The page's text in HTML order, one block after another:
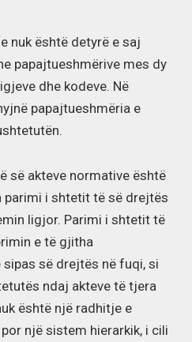
nuk është detyrë e saj
papajtueshmërive mes dy
dhe kodeve. Në
papajtueshmëria e
së akteve normative është
parimi i shtetit të së drejtës
ligjor. Parimi i shtetit të
e të gjitha
së drejtës në fuqi, si
ndaj akteve të tjera
është një radhitje e
një sistem hierarkik, i cili